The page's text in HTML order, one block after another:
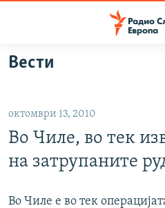
Оди
на
главната
навигација
на
ВИЗУЕЛНО
ШТО ТРЕБА ДА ЗНАЕТЕ
ПРИЈАВИ СЕ ЗА ЊУЗЛЕТЕР
Вести
октомври 13, 2010
Во Чиле, во тек
на затрупаните
Во Чиле е во тек